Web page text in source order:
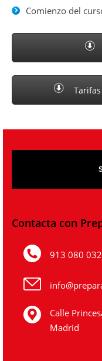
Comienzo del
Contacta con
913 080 032
Calle
Madrid